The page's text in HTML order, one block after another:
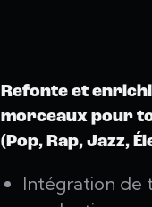
Refonte et
morceaux pour
(Pop, Rap, Jazz,
Intégration de